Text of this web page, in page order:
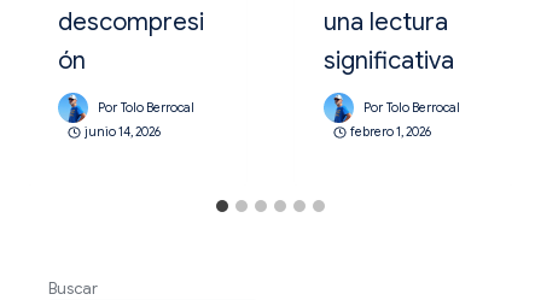
descompresi
ón
Por Tolo Berrocal
junio 14, 2026
una lectura
significativa
Por Tolo Berrocal
febrero 1, 2026
Buscar